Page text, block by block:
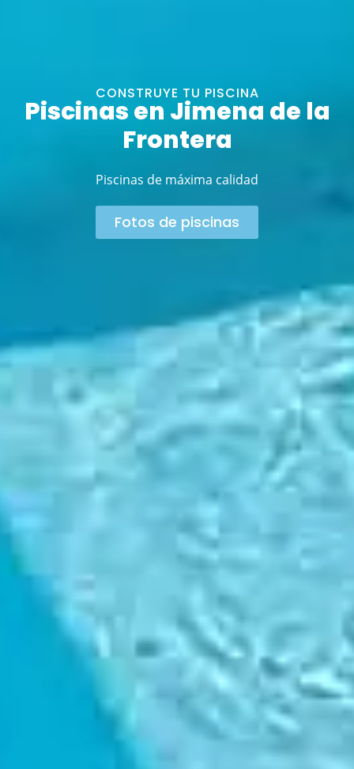
CONSTRUYE TU PISCINA
Piscinas en Jimena de la
Frontera
Piscinas de máxima calidad
Fotos de piscinas